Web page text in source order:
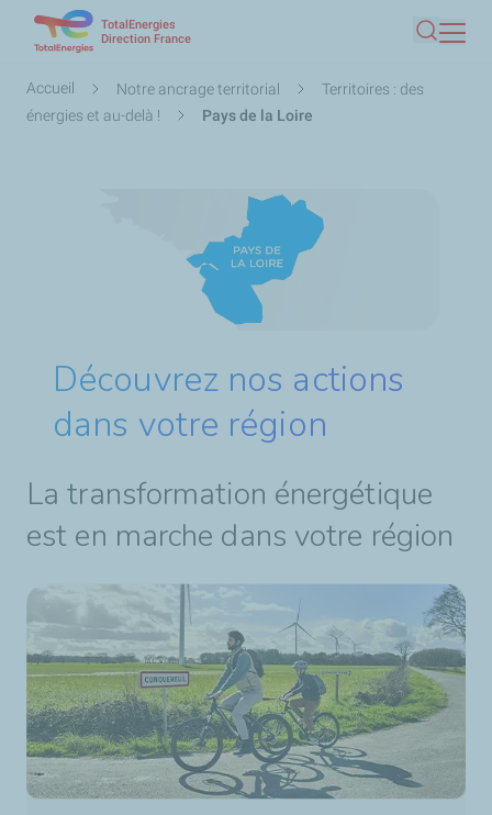
contenu
principal
TotalEnergies
Direction France
Fil
d'Ariane
Accueil Notre ancrage territorial
Territoires : des
énergies et au-delà !
Pays de la Loire
Découvrez nos actions
dans votre région
La transformation énergétique
est en marche dans votre région